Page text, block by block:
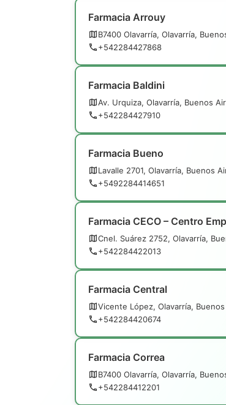
Farmacia Arrouy
B7400 Olavarría, Olavarría,
+542284427868
Farmacia Baldini
Av. Urquiza, Olavarría, Buenos
+542284427910
Farmacia Bueno
Lavalle 2701, Olavarría, Buenos
+5492284414651
Farmacia CECO – Centro
Cnel. Suárez 2752, Olavarría,
+542284422013
Farmacia Central
Vicente López, Olavarría,
+542284420674
Farmacia Correa
B7400 Olavarría, Olavarría,
+542284412201